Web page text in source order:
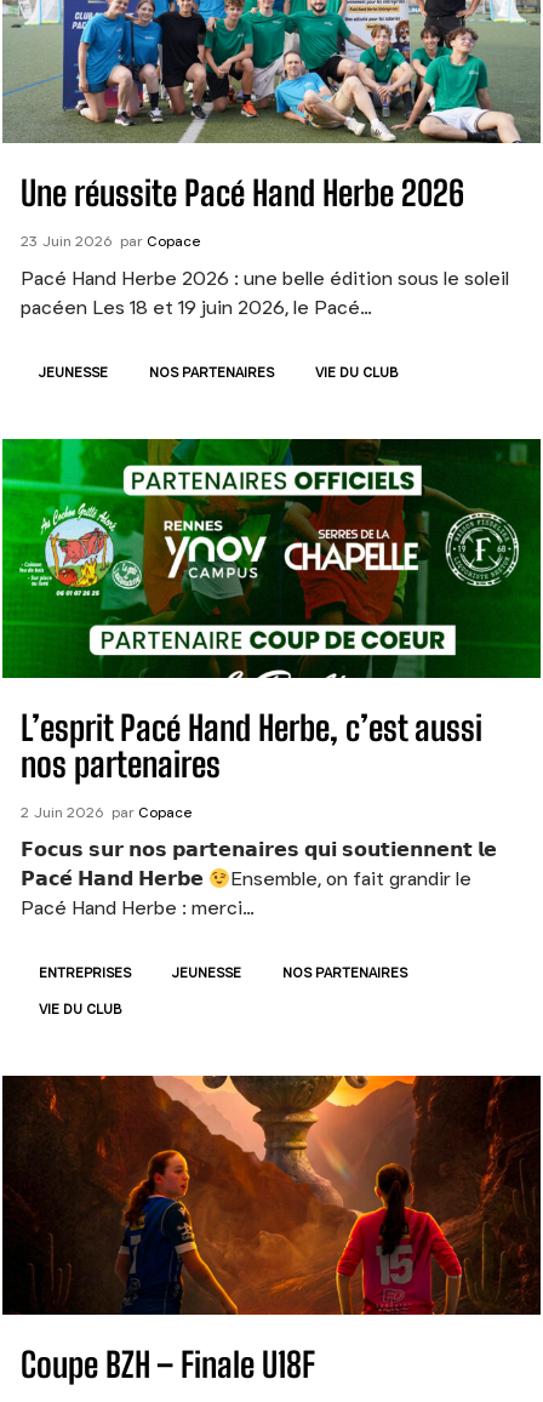
Une réussite Pacé Hand Herbe 2026
23 Juin 2026 par Copace
Pacé Hand Herbe 2026 : une belle édition sous le soleil
pacéen Les 18 et 19 juin 2026, le Pacé…
JEUNESSE NOS PARTENAIRES VIE DU CLUB
L’esprit Pacé Hand Herbe, c’est aussi
nos partenaires
2 Juin 2026 par Copace
𝗙𝗼𝗰𝘂𝘀 𝘀𝘂𝗿 𝗻𝗼𝘀 𝗽𝗮𝗿𝘁𝗲𝗻𝗮𝗶𝗿𝗲𝘀 𝗾𝘂𝗶 𝘀𝗼𝘂𝘁𝗶𝗲𝗻𝗻𝗲𝗻𝘁 𝗹𝗲
𝗣𝗮𝗰𝗲́ 𝗛𝗮𝗻𝗱 𝗛𝗲𝗿𝗯𝗲
Ensemble, on fait grandir le
Pacé Hand Herbe : merci…
ENTREPRISES JEUNESSE NOS PARTENAIRES
VIE DU CLUB
Coupe BZH – Finale U18F